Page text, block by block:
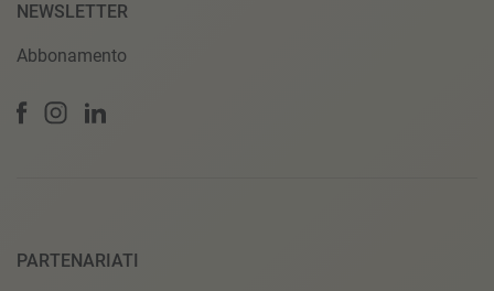
NEWSLETTER
Abbonamento
PARTENARIATI